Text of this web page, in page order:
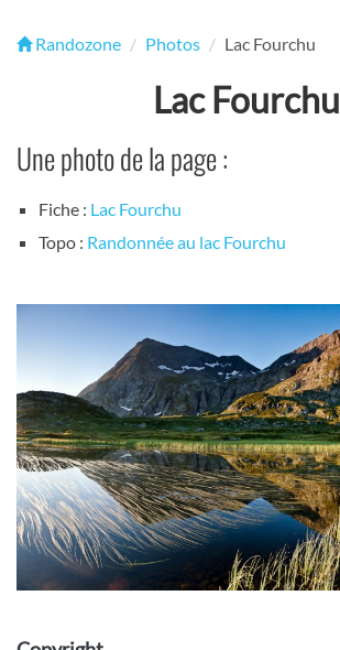
Randozone Photos Lac Fourchu
Lac Fourchu
Une photo de la page :
Fiche : Lac Fourchu
Topo : Randonnée au lac Fourchu